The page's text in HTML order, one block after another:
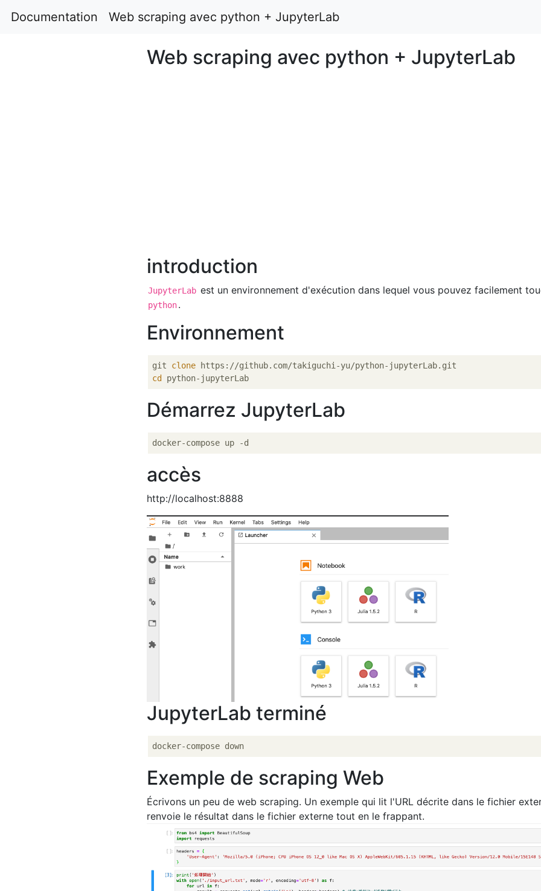
Documentation Web scraping avec python + JupyterLab
Web scraping avec python + JupyterLab
introduction
JupyterLab est un environnement d'exécution dans lequel vous pouvez facilement
python.
Environnement
git clone
cd
Démarrez JupyterLab
accès
http://localhost:8888
JupyterLab terminé
Exemple de scraping Web
Écrivons un peu de web scraping. Un exemple qui lit l'URL décrite dans le fichier
renvoie le résultat dans le fichier externe tout en le frappant.